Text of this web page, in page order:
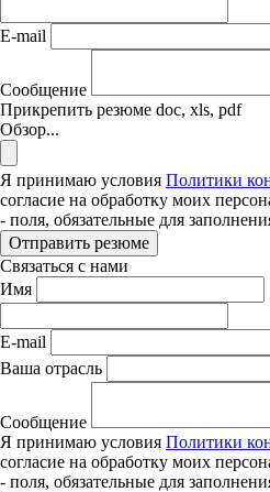
E-mail
Сообщение
Прикрепить резюме doc, xls, pdf
Обзор...
Я принимаю условия Политики
согласие на обработку моих
- поля, обязательные для
Отправить резюме
Связаться с нами
Имя
E-mail
Ваша отрасль
Сообщение
Я принимаю условия Политики
согласие на обработку моих
- поля, обязательные для